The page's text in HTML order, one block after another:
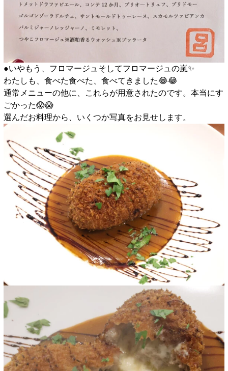
●いやもう、フロマージュそしてフロマージュの嵐✨️
わたしも、食べた食べた、食べてきました😂😂
通常メニューの他に、これらが用意されたのです。本当にす
ごかった😱😱
選んだお料理から、いくつか写真をお見せします。